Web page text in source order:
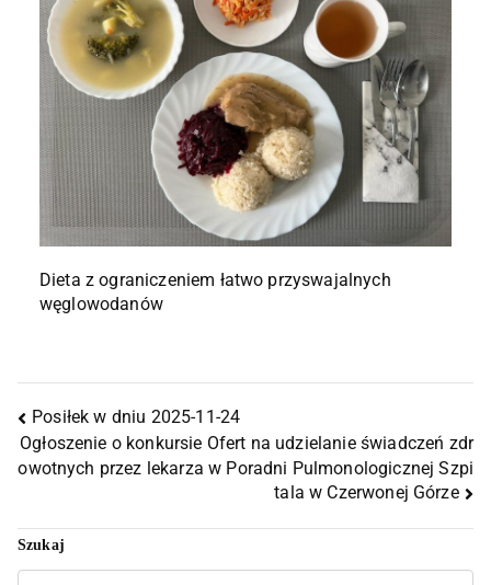
Dieta z ograniczeniem łatwo przyswajalnych
węglowodanów
Posiłek w dniu 2025-11-24
Ogłoszenie o konkursie Ofert na udzielanie świadczeń zdr
owotnych przez lekarza w Poradni Pulmonologicznej Szpi
tala w Czerwonej Górze
Szukaj